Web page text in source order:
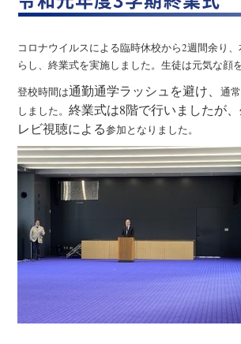
コロナウイルスによる臨時休校から2週間余り
らし、終業式を実施しました。生徒は元気な顔
登校時間は通勤通学ラッシュを避け、通
しました。終業式は8階で行いましたが
レビ視聴による参加となりました。